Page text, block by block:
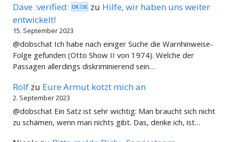
Dave :verified: 🆗🆒 zu Hilfe, wir haben uns weiter
entwickelt!
15. September 2023
@dobschat Ich habe nach einiger Suche die Warnhinweise-
Folge gefunden (Otto Show II von 1974). Welche der
Passagen allerdings diskriminierend sein…
Rolf zu Eure Armut kotzt mich an
2. September 2023
@dobschat Ein Satz ist sehr wichtig: Man braucht sich nicht
zu schämen, wenn man nichts gibt. Das, denke ich, ist…